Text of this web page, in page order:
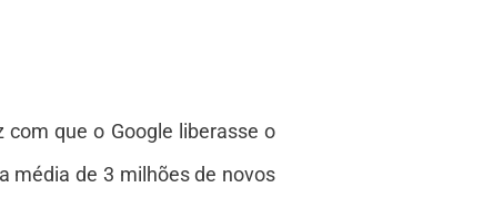
que o Google liberasse o
média de 3 milhões de novos